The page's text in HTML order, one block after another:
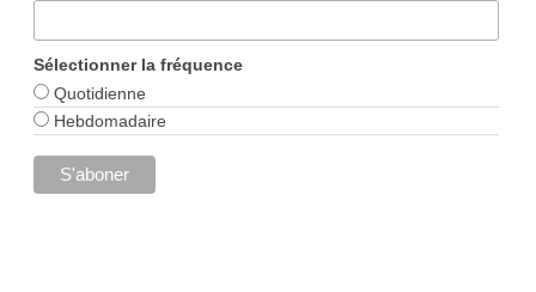
Sélectionner la fréquence
Quotidienne
Hebdomadaire